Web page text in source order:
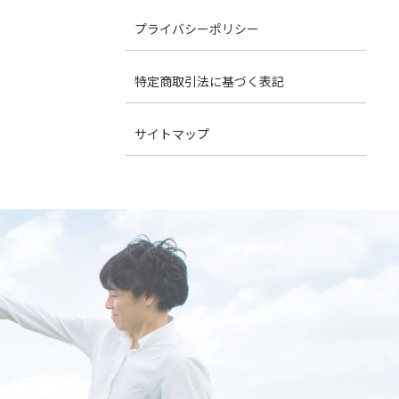
プライバシーポリシー
特定商取引法に基づく表記
サイトマップ